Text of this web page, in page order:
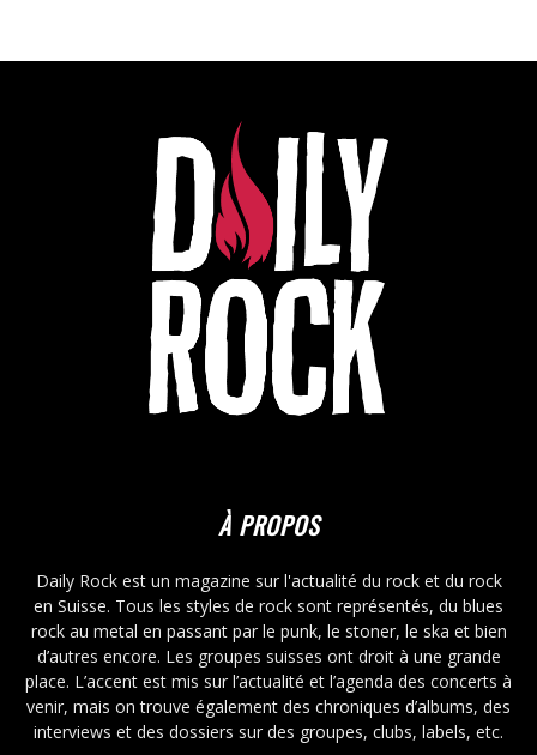
À PROPOS
Daily Rock est un magazine sur l'actualité du rock et du rock
en Suisse. Tous les styles de rock sont représentés, du blues
rock au metal en passant par le punk, le stoner, le ska et bien
d’autres encore. Les groupes suisses ont droit à une grande
place. L’accent est mis sur l’actualité et l’agenda des concerts à
venir, mais on trouve également des chroniques d’albums, des
interviews et des dossiers sur des groupes, clubs, labels, etc.